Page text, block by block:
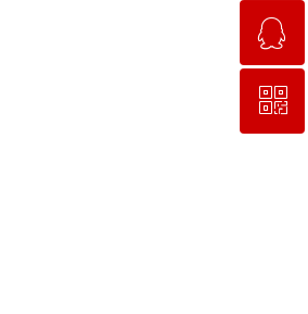
ꁗ
QQ客服
ꀥ